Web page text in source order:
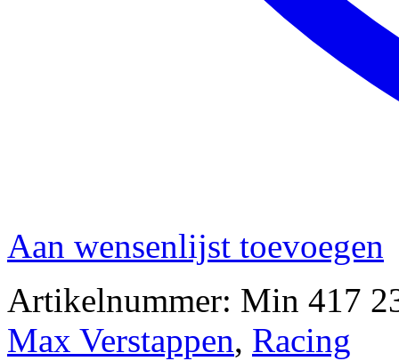
Aan wensenlijst toevoegen
Artikelnummer: Min 417
Max Verstappen, Racing